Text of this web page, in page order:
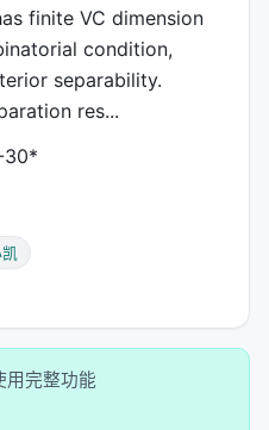
finite VC dimension
condition,
separability.
res...
30*
用完整功能